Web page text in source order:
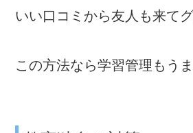
いい口コミから友人も来て
この方法なら学習管理もう